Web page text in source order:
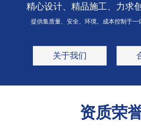
精心设计、精品施工、力求
提供集质量、安全、环境、成本控制于一
关于我们
资质荣